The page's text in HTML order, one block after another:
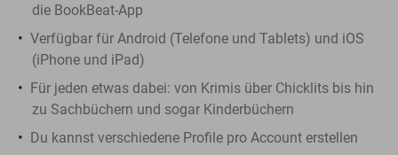
die BookBeat-App
Verfügbar für Android (Telefone und Tablets) und iOS
(iPhone und iPad)
Für jeden etwas dabei: von Krimis über Chicklits bis hin
zu Sachbüchern und sogar Kinderbüchern
Du kannst verschiedene Profile pro Account erstellen